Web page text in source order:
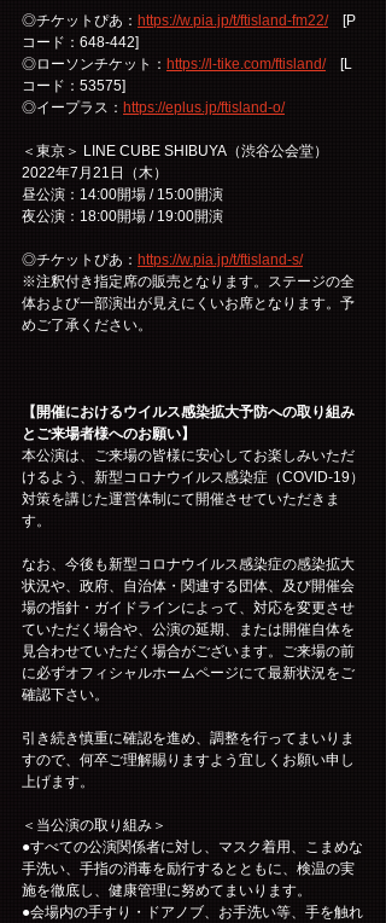
◎チケットぴあ： https://w.pia.jp/t/ftisland-fm22/ [P
コード：648-442]
◎ローソンチケット： https://l-tike.com/ftisland/ [L
コード：53575]
◎イープラス： https://eplus.jp/ftisland-o/
＜東京＞ LINE CUBE SHIBUYA（渋谷公会堂）
2022年7月21日（木）
昼公演：14:00開場 / 15:00開演
夜公演：18:00開場 / 19:00開演
◎チケットぴあ： https://w.pia.jp/t/ftisland-s/
※注釈付き指定席の販売となります。ステージの全
体および一部演出が見えにくいお席となります。予
めご了承ください。
【開催におけるウイルス感染拡大予防への取り組み
とご来場者様へのお願い】
本公演は、ご来場の皆様に安心してお楽しみいただ
けるよう、新型コロナウイルス感染症（COVID-19）
対策を講じた運営体制にて開催させていただきま
す。
なお、今後も新型コロナウイルス感染症の感染拡大
状況や、政府、自治体・関連する団体、及び開催会
場の指針・ガイドラインによって、対応を変更させ
ていただく場合や、公演の延期、または開催自体を
見合わせていただく場合がございます。ご来場の前
に必ずオフィシャルホームページにて最新状況をご
確認下さい。
引き続き慎重に確認を進め、調整を行ってまいりま
すので、何卒ご理解賜りますよう宜しくお願い申し
上げます。
＜当公演の取り組み＞
●すべての公演関係者に対し、マスク着用、こまめな
手洗い、手指の消毒を励行するとともに、検温の実
施を徹底し、健康管理に努めてまいります。
●会場内の手すり・ドアノブ、お手洗い等、手を触れ